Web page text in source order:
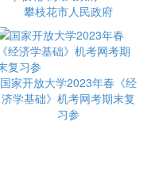
攀枝花市人民政府
国家开放大学2023年春《经
济学基础》机考网考期末复
习参